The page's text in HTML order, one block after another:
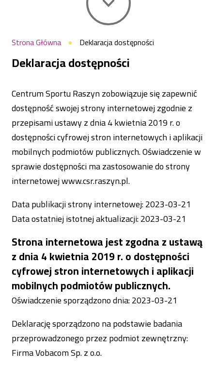
Ścieżka
nawigacyjna
Strona Główna Deklaracja dostępności
Deklaracja dostępności
Centrum Sportu Raszynzobowiązuje się zapewnić
dostępność swojej strony internetowej zgodnie z
przepisami ustawy z dnia 4 kwietnia 2019 r. o
dostępności cyfrowej stron internetowych i aplikacji
mobilnych podmiotów publicznych. Oświadczenie w
sprawie dostępności ma zastosowanie do strony
internetowejwww.csr.raszyn.pl.
Data publikacji strony internetowej:2023-03-21
Data ostatniej istotnej aktualizacji:2023-03-21
Strona internetowa jestzgodnaz ustawą
z dnia 4 kwietnia 2019 r. o dostępności
cyfrowej stron internetowych i aplikacji
mobilnych podmiotów publicznych.
Oświadczenie sporządzono dnia:2023-03-21
Deklarację sporządzono na podstawie badania
przeprowadzonego przez podmiot zewnętrzny:
Firma Vobacom Sp. z o.o.